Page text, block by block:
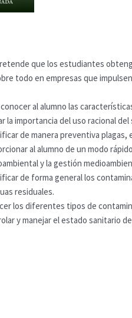
que los estudiantes
todo en empresas que
conocer al alumno las
la importancia del uso racional del
de manera preventiva plagas,
al alumno de un modo
y la gestión
de forma general los
residuales.
los diferentes tipos de
y manejar el estado sanitario